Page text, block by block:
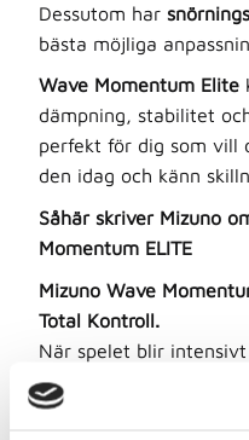
Dessutom har
bästa möjliga
Wave Momentum Elite
dämpning, stabilitet
perfekt för dig som vill
den idag och känn
Såhär skriver Mizuno
Momentum ELITE
Mizuno Wave
Total Kontroll.
När spelet blir intensivt
levererar
explosiv kraft, smidig